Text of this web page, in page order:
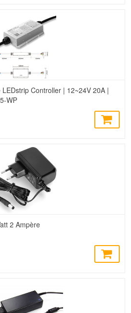
Controller | 12~24V 20A |
WP
2 Ampère